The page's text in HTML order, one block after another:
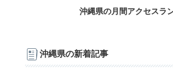
沖縄県の月間アクセスラ
沖縄県の新着記事